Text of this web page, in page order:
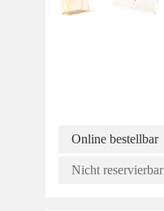
Online bestellbar
Nicht reservierbar